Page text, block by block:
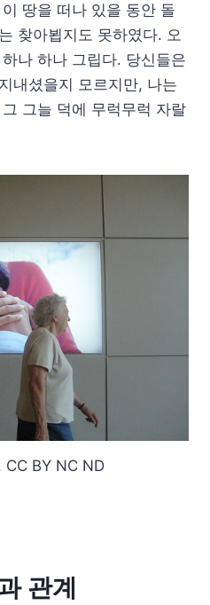
땅을 떠나 있을 동안 돌
찾아뵙지도 못하였다. 오
나 하나 그립다. 당신들은
내셨을지 모르지만, 나는
그늘 덕에 무럭무럭 자랄
, CC BY NC ND
관계